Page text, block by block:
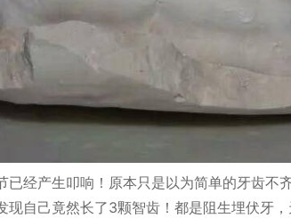
已经产生叩响！原本只是以为简单的牙齿不
现自己竟然长了3颗智齿！都是阻生埋伏牙